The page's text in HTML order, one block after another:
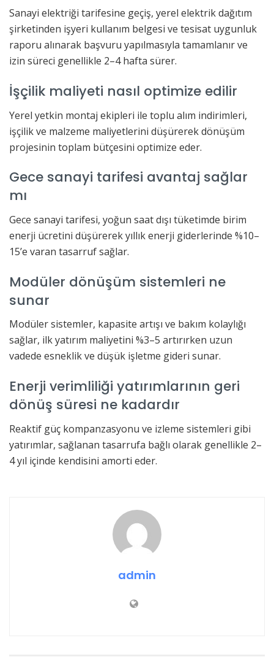
Sanayi elektriği tarifesine geçiş, yerel elektrik dağıtım
şirketinden işyeri kullanım belgesi ve tesisat uygunluk
raporu alınarak başvuru yapılmasıyla tamamlanır ve
izin süreci genellikle 2–4 hafta sürer.
İşçilik maliyeti nasıl optimize edilir
Yerel yetkin montaj ekipleri ile toplu alım indirimleri,
işçilik ve malzeme maliyetlerini düşürerek dönüşüm
projesinin toplam bütçesini optimize eder.
Gece sanayi tarifesi avantaj sağlar
mı
Gece sanayi tarifesi, yoğun saat dışı tüketimde birim
enerji ücretini düşürerek yıllık enerji giderlerinde %10–
15’e varan tasarruf sağlar.
Modüler dönüşüm sistemleri ne
sunar
Modüler sistemler, kapasite artışı ve bakım kolaylığı
sağlar, ilk yatırım maliyetini %3–5 artırırken uzun
vadede esneklik ve düşük işletme gideri sunar.
Enerji verimliliği yatırımlarının geri
dönüş süresi ne kadardır
Reaktif güç kompanzasyonu ve izleme sistemleri gibi
yatırımlar, sağlanan tasarrufa bağlı olarak genellikle 2–
4 yıl içinde kendisini amorti eder.
admin